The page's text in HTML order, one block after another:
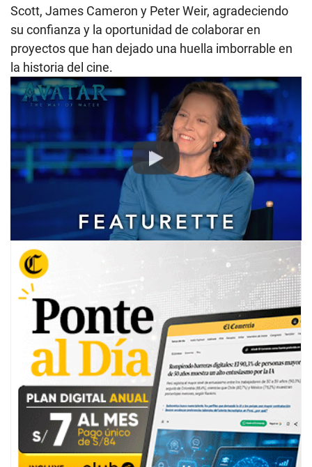
Scott, James Cameron y Peter Weir, agradeciendo
su confianza y la oportunidad de colaborar en
proyectos que han dejado una huella imborrable en
la historia del cine.
Play